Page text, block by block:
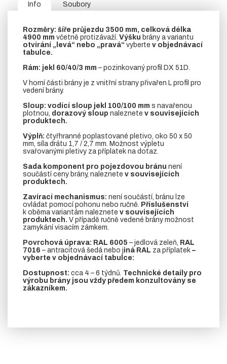
Info Soubory
Rozměry: šíře průjezdu 3500 mm, celková délka
4900 mm včetně protizávaží. Výšku brány a variantu
otvírání „levá“ nebo „pravá“ vyberte v objednávací
tabulce.
Rám: jekl 60/40/3 mm – pozinkovaný profil DX 51D.
V horní části brány je z vnitřní strany přivařen L profil pro
vedení brány.
Sloup: vodící sloup jekl 100/100 mm s navařenou
plotnou, dorazový sloup naleznete v souvisejících
produktech.
Výplň: čtyřhranné poplastované pletivo, oko 50 x 50
mm, síla drátu 1,7 / 2,7 mm. Možnost výpletu
svařovanými pletivy za příplatek na dotaz.
Sada komponent pro pojezdovou bránu není
součástí ceny brány, naleznete v souvisejících
produktech.
Zavírací mechanismus: není součástí, bránu lze
ovládat pomocí pohonu nebo ručně. Příslušenství
k oběma variantám naleznete v souvisejících
produktech. V případě ručně vedené brány možnost
zamykání visacím zámkem.
Povrchová úprava: RAL 6005 – jedlová zeleň, RAL
7016 – antracitová šedá nebo jiná RAL za příplatek –
vyberte v objednávací tabulce:
Dostupnost: cca 4 – 6 týdnů. Technické detaily pro
výrobu brány jsou vždy předem konzultovány se
zákazníkem.